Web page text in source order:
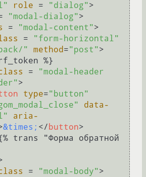
role = "dialog">
"modal-dialog">
= "modal-content">
=
"form-horizontal"
" method="post">
=
"modal-header
>
type="button"
data-
aria-
&times; </ button>
trans "Форма обратной
= "modal-body">